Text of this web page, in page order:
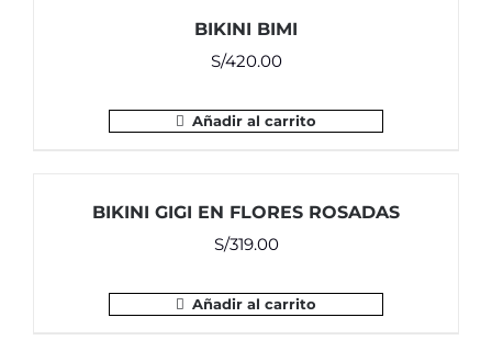
BIKINI BIMI
S/420.00
Añadir al carrito
BIKINI GIGI EN FLORES ROSADAS
S/319.00
Añadir al carrito